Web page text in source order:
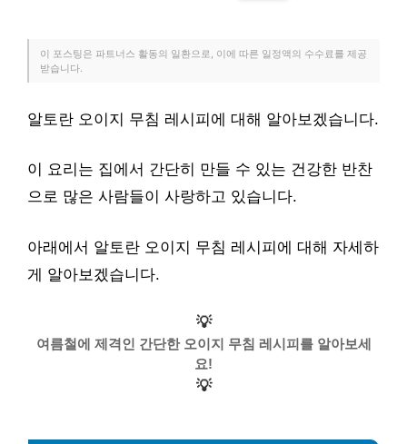
이 포스팅은 파트너스 활동의 일환으로, 이에 따른 일정액의 수수료를 제공
받습니다.
알토란 오이지 무침 레시피에 대해 알아보겠습니다.
이 요리는 집에서 간단히 만들 수 있는 건강한 반찬
으로 많은 사람들이 사랑하고 있습니다.
아래에서 알토란 오이지 무침 레시피에 대해 자세하
게 알아보겠습니다.
💡
여름철에 제격인 간단한 오이지 무침 레시피를 알아보세
요!
💡